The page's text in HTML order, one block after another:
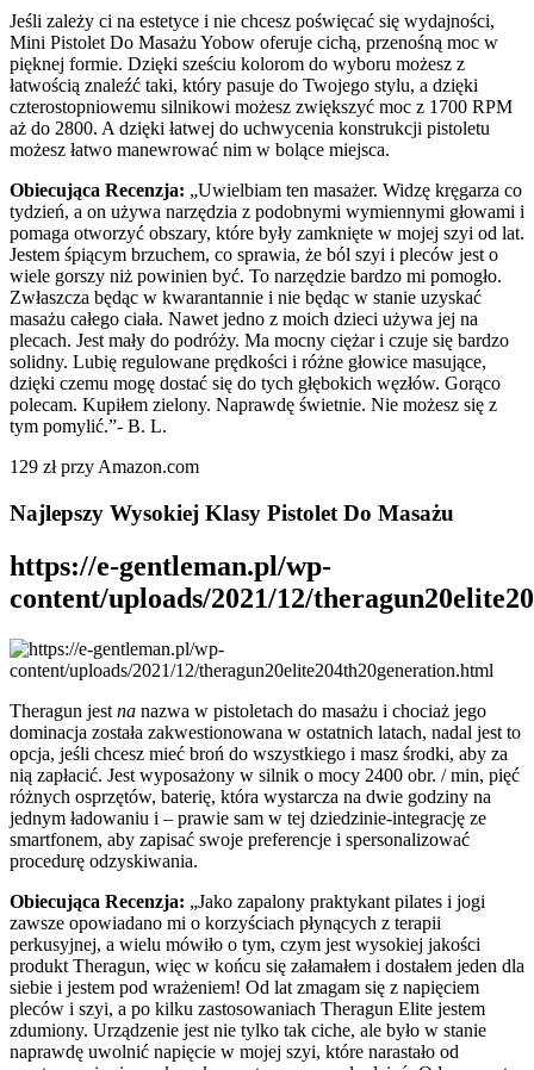
Jeśli zależy ci na estetyce i nie chcesz poświęcać się wydajności,
Mini Pistolet Do Masażu Yobow oferuje cichą, przenośną moc w
pięknej formie. Dzięki sześciu kolorom do wyboru możesz z
łatwością znaleźć taki, który pasuje do Twojego stylu, a dzięki
czterostopniowemu silnikowi możesz zwiększyć moc z 1700 RPM
aż do 2800. A dzięki łatwej do uchwycenia konstrukcji pistoletu
możesz łatwo manewrować nim w bolące miejsca.
Obiecująca Recenzja: „Uwielbiam ten masażer. Widzę kręgarza co
tydzień, a on używa narzędzia z podobnymi wymiennymi głowami i
pomaga otworzyć obszary, które były zamknięte w mojej szyi od lat.
Jestem śpiącym brzuchem, co sprawia, że ból szyi i pleców jest o
wiele gorszy niż powinien być. To narzędzie bardzo mi pomogło.
Zwłaszcza będąc w kwarantannie i nie będąc w stanie uzyskać
masażu całego ciała. Nawet jedno z moich dzieci używa jej na
plecach. Jest mały do podróży. Ma mocny ciężar i czuje się bardzo
solidny. Lubię regulowane prędkości i różne głowice masujące,
dzięki czemu mogę dostać się do tych głębokich węzłów. Gorąco
polecam. Kupiłem zielony. Naprawdę świetnie. Nie możesz się z
tym pomylić.”- B. L.
129 zł przy Amazon.com
Najlepszy Wysokiej Klasy Pistolet Do Masażu
https://e-gentleman.pl/wp-
content/uploads/2021/12/
Theragun jest na nazwa w pistoletach do masażu i chociaż jego
dominacja została zakwestionowana w ostatnich latach, nadal jest to
opcja, jeśli chcesz mieć broń do wszystkiego i masz środki, aby za
nią zapłacić. Jest wyposażony w silnik o mocy 2400 obr. / min, pięć
różnych osprzętów, baterię, która wystarcza na dwie godziny na
jednym ładowaniu i – prawie sam w tej dziedzinie-integrację ze
smartfonem, aby zapisać swoje preferencje i spersonalizować
procedurę odzyskiwania.
Obiecująca Recenzja: „Jako zapalony praktykant pilates i jogi
zawsze opowiadano mi o korzyściach płynących z terapii
perkusyjnej, a wielu mówiło o tym, czym jest wysokiej jakości
produkt Theragun, więc w końcu się załamałem i dostałem jeden dla
siebie i jestem pod wrażeniem! Od lat zmagam się z napięciem
pleców i szyi, a po kilku zastosowaniach Theragun Elite jestem
zdumiony. Urządzenie jest nie tylko tak ciche, ale było w stanie
naprawdę uwolnić napięcie w mojej szyi, które narastało od